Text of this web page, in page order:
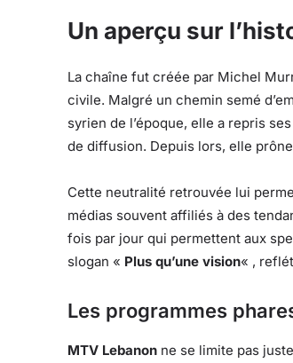
Un aperçu sur
La chaîne fut créée par Michel
civile. Malgré un chemin semé
syrien de l’époque, elle a repris
de diffusion. Depuis lors, elle
Cette neutralité retrouvée lui
médias souvent affiliés à des
fois par jour qui permettent aux
slogan « Plus qu’une vision« ,
Les programmes
MTV Lebanon ne se limite pas